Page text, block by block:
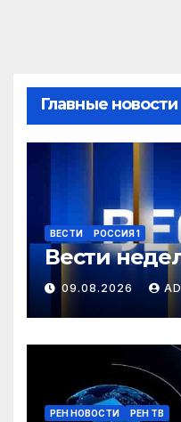
Главные новости
ВЕСТИ РОССИЯ 1
Вести
09.08.2026
РЕН НОВОСТИ РЕН ТВ